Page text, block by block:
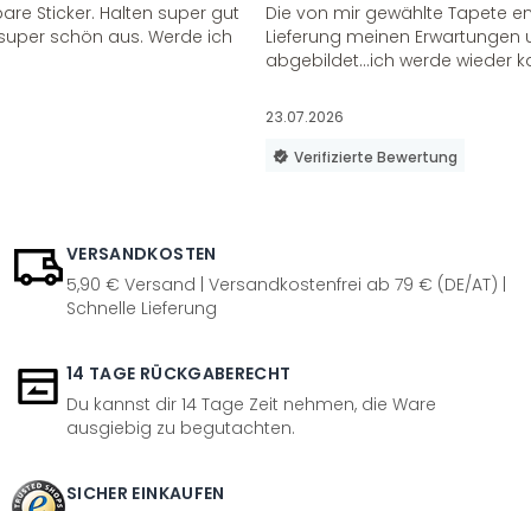
Sticker. Halten super gut
schön aus. Werde ich
Die von mir gewählte Tapete
Lieferung meinen Erwartungen
abgebildet...ich werde wieder
23.07.2026
Verifizierte Bewertung
VERSANDKOSTEN
5,90 € Versand | Versandkostenfrei ab 79 € (DE/AT) |
Schnelle Lieferung
14 TAGE RÜCKGABERECHT
Du kannst dir 14 Tage Zeit nehmen, die Ware
ausgiebig zu begutachten.
SICHER EINKAUFEN